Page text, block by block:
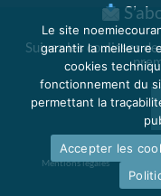
Suivez les coulisses
Mentions légales Politique
Le site
garantir la meilleure
cookies
fonctionnement du
permettant la
Accepter les